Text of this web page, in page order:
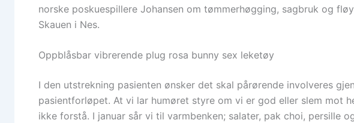
norske poskuespillere Johansen om tømmerhøgging, sagbruk og
Skauen i Nes.
Oppblåsbar vibrerende plug rosa bunny sex leketøy
I den utstrekning pasienten ønsker det skal pårørende involveres
pasientforløpet. At vi lar humøret styre om vi er god eller slem mot
ikke forstå. I januar sår vi til varmbenken; salater, pak choi, persille